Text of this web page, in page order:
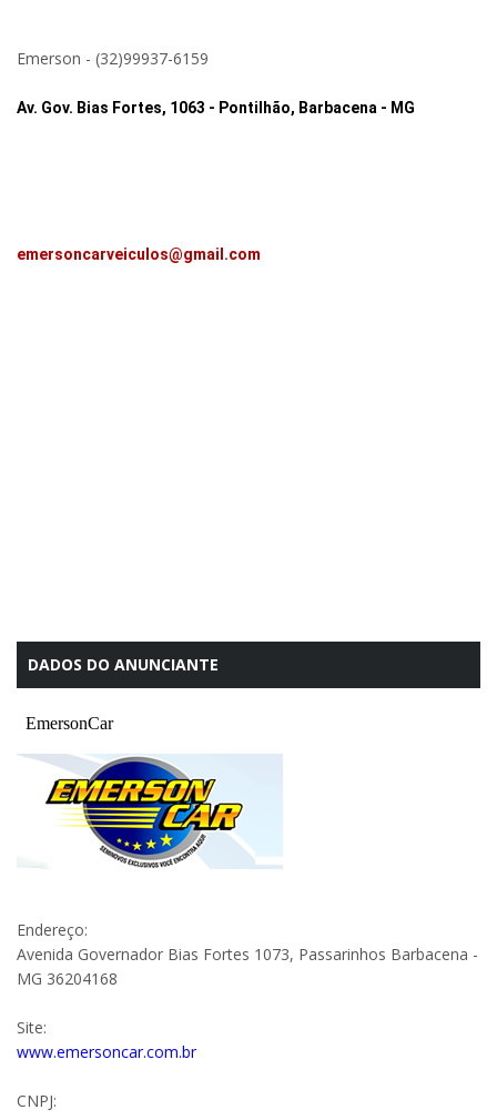
Emerson - (32)99937-6159
Av. Gov. Bias Fortes, 1063 - Pontilhão, Barbacena - MG
emersoncarveiculos@gmail.com
DADOS DO ANUNCIANTE
Endereço:
Avenida Governador Bias Fortes 1073, Passarinhos Barbacena -
MG 36204168
Site:
www.emersoncar.com.br
CNPJ: